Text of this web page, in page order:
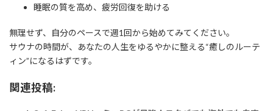
睡眠の質を高め、疲労回復を助ける
無理せず、自分のペースで週1回から始めてみてください。
サウナの時間が、あなたの人生をゆるやかに整える“癒しのルーテ
ィン”になるはずです。
関連投稿: